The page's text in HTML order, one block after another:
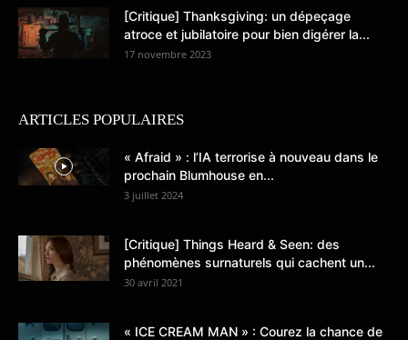
[Critique] Thanksgiving: un dépeçage
atroce et jubilatoire pour bien digérer la...
17 novembre 2023
ARTICLES POPULAIRES
« Afraid » : l’IA terrorise à nouveau dans le
prochain Blumhouse en...
3 juillet 2024
[Critique] Things Heard & Seen: des
phénomènes surnaturels qui cachent un...
30 avril 2021
« ICE CREAM MAN » : Courez la chance de